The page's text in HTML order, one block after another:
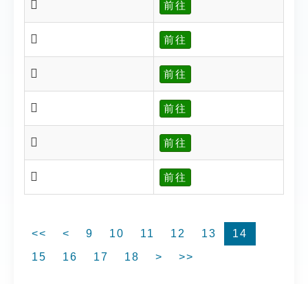
𩬚 前往
𩬛 前往
𩬜 前往
𩬝 前往
𩬞 前往
𩬞 前往
<< < 9 10 11 12 13
14
15
16 17 18 > >>